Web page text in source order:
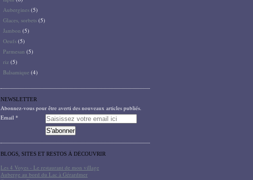
Aubergines (5)
Glaces, sorbets (5)
Jambon (5)
Oeufs (5)
Parmesan (5)
riz (5)
Balsamique (4)
NEWSLETTER
Abonnez-vous pour être averti des nouveaux articles publiés.
Email
BLOGS, SITES ET RESTOS À DÉCOUVRIR
Les 4 Voyes - Le restaurant de mon village
Auberge au bord du Lac à Gérardmer